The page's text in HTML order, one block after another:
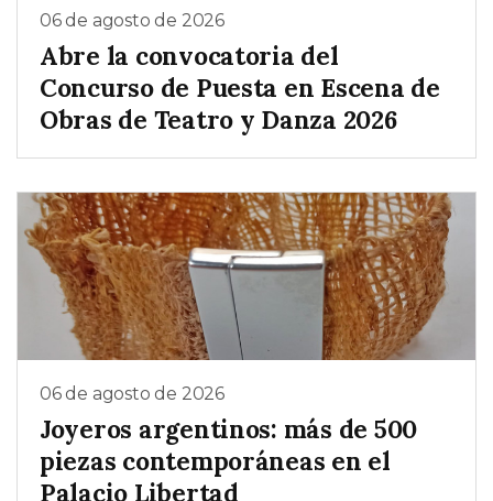
06 de agosto de 2026
Abre la convocatoria del
Concurso de Puesta en Escena de
Obras de Teatro y Danza 2026
06 de agosto de 2026
Joyeros argentinos: más de 500
piezas contemporáneas en el
Palacio Libertad